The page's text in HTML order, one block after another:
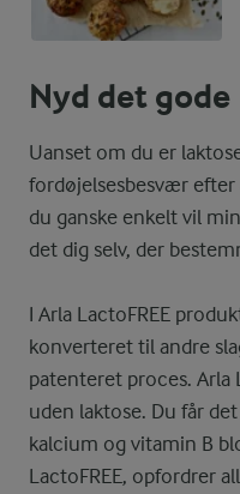
Nyd det gode
Uanset om du er
fordøjelsesbesvær
du ganske enkelt vil
det dig selv, der
I Arla LactoFREE
konverteret til andre
patenteret proces. Arla
uden laktose. Du får
kalcium og vitamin B
LactoFREE, opfordrer